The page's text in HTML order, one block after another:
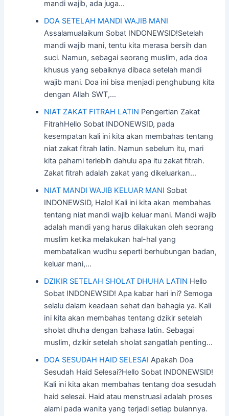
mandi wajib, ada juga…
DOA SETELAH MANDI WAJIB MANI
Assalamualaikum Sobat INDONEWSID!Setelah
mandi wajib mani, tentu kita merasa bersih dan
suci. Namun, sebagai seorang muslim, ada doa
khusus yang sebaiknya dibaca setelah mandi
wajib mani. Doa ini bisa menjadi penghubung kita
dengan Allah SWT,…
NIAT ZAKAT FITRAH LATIN Pengertian Zakat
FitrahHello Sobat INDONEWSID, pada
kesempatan kali ini kita akan membahas tentang
niat zakat fitrah latin. Namun sebelum itu, mari
kita pahami terlebih dahulu apa itu zakat fitrah.
Zakat fitrah adalah zakat yang dikeluarkan…
NIAT MANDI WAJIB KELUAR MANI Sobat
INDONEWSID, Halo! Kali ini kita akan membahas
tentang niat mandi wajib keluar mani. Mandi wajib
adalah mandi yang harus dilakukan oleh seorang
muslim ketika melakukan hal-hal yang
membatalkan wudhu seperti berhubungan badan,
keluar mani,…
DZIKIR SETELAH SHOLAT DHUHA LATIN Hello
Sobat INDONEWSID! Apa kabar hari ini? Semoga
selalu dalam keadaan sehat dan bahagia ya. Kali
ini kita akan membahas tentang dzikir setelah
sholat dhuha dengan bahasa latin. Sebagai
muslim, dzikir setelah sholat sangatlah penting…
DOA SESUDAH HAID SELESAI Apakah Doa
Sesudah Haid Selesai?Hello Sobat INDONEWSID!
Kali ini kita akan membahas tentang doa sesudah
haid selesai. Haid atau menstruasi adalah proses
alami pada wanita yang terjadi setiap bulannya.